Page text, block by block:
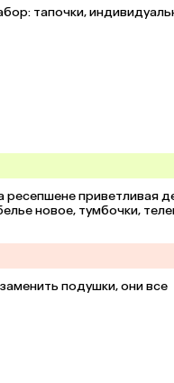
тапочки,
приветливая
новое, тумбочки,
подушки, они все